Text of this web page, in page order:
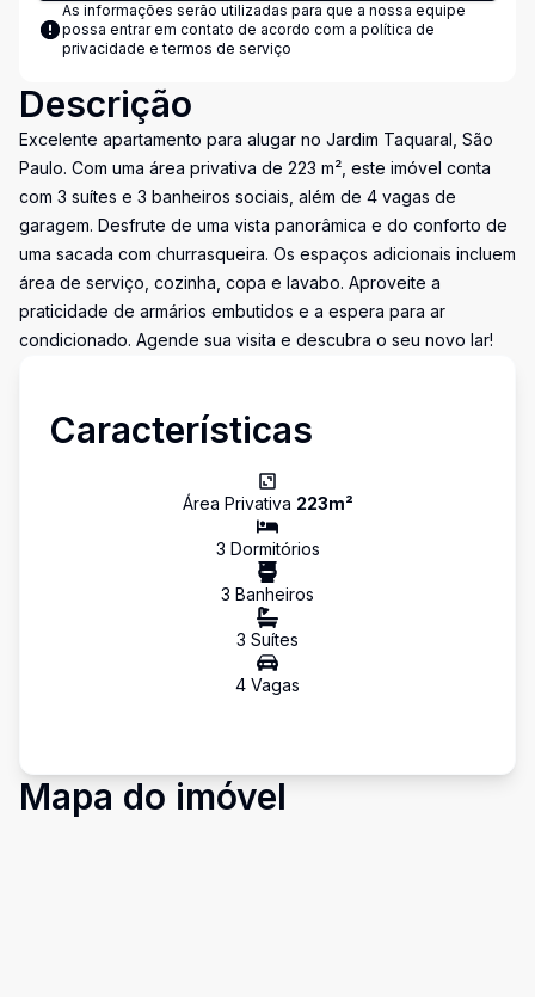
As informações serão utilizadas para que a nossa equipe
possa entrar em contato de acordo com a política de
privacidade e termos de serviço
Descrição
Excelente apartamento para alugar no Jardim Taquaral, São
Paulo. Com uma área privativa de 223 m², este imóvel conta
com 3 suítes e 3 banheiros sociais, além de 4 vagas de
garagem. Desfrute de uma vista panorâmica e do conforto de
uma sacada com churrasqueira. Os espaços adicionais incluem
área de serviço, cozinha, copa e lavabo. Aproveite a
praticidade de armários embutidos e a espera para ar
condicionado. Agende sua visita e descubra o seu novo lar!
Características
Área Privativa 223m²
3 Dormitórios
3 Banheiros
3 Suítes
4 Vagas
Mapa do imóvel